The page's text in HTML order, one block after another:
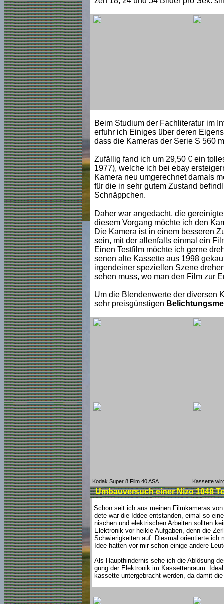
Beim Studium der Fachliteratur im
erfuhr ich Einiges über deren
dass die Kameras der Serie S 560
Zufällig fand ich um 29,50 € ein
1977), welche ich bei ebay
Kamera neu umgerechnet damals
für die in sehr gutem Zustand
Schnäppchen.
Daher war angedacht, die
diesem Vorgang möchte ich den
Die Kamera ist in einem besseren
sein, mit der allenfalls einmal ein
Einen Testfilm möchte ich gerne
senen alte Kassette aus 1998
irgendeiner speziellen Szene
sehen muss, wo man den Film zur
Um die Blendenwerte der diversen
sehr preisgünstigen
Kodak Super 8 Film 40 ASA Kassette
Umbauversuch einer Nizo 1048
Schon seit ich aus meinen Filmkameras
dete war die Iddee entstanden, eimal so
nischen und elektrischen Arbeiten sollten
Elektronik vor heikle Aufgaben, denn die
Schwierigkeiten auf. Diesmal orientierte ich
Idee hatten vor mir schon einige andere
Als Haupthindernis sehe ich die Ablösung
gung der Elektronik im Kassettenraum.
kassette untergebracht werden, da damit